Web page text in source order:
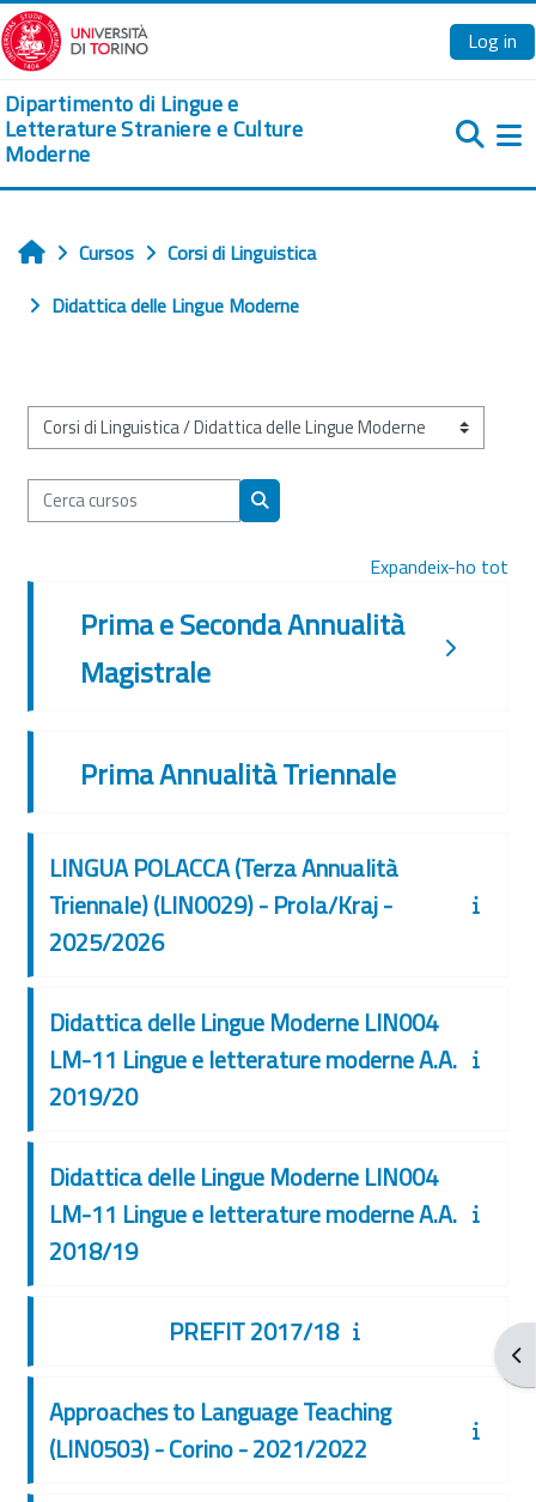
Ves al contingut principal
Log in
Dipartimento di Lingue e
Letterature Straniere e Culture
Moderne
Home
Cursos
Corsi di Linguistica
Didattica delle Lingue Moderne
Categories de cursos
Cerca cursos
Cerca cursos
Expandeix-ho tot
Prima e Seconda Annualità
Magistrale
Prima Annualità Triennale
LINGUA POLACCA (Terza Annualità
Triennale) (LIN0029) - Prola/Kraj -
2025/2026
Didattica delle Lingue Moderne LIN004
LM-11 Lingue e letterature moderne A.A.
2019/20
Didattica delle Lingue Moderne LIN004
LM-11 Lingue e letterature moderne A.A.
2018/19
PREFIT 2017/18
Approaches to Language Teaching
(LIN0503) - Corino - 2021/2022